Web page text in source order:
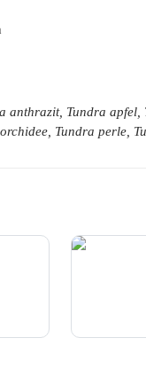
anthrazit, Tundra
orchidee, Tundra perle,